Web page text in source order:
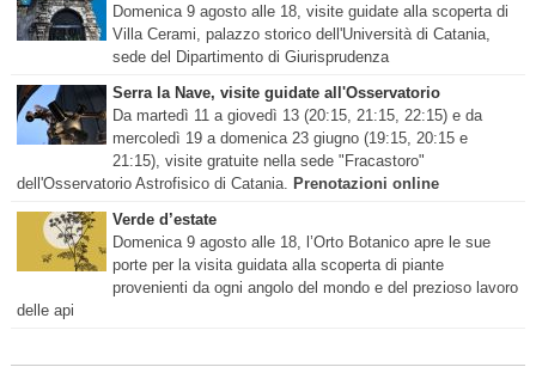
Domenica 9 agosto alle 18, visite guidate alla scoperta di
Villa Cerami, palazzo storico dell'Università di Catania,
sede del Dipartimento di Giurisprudenza
Serra la Nave, visite guidate all'Osservatorio
Da martedì 11 a giovedì 13 (20:15, 21:15, 22:15) e da
mercoledì 19 a domenica 23 giugno (19:15, 20:15 e
21:15), visite gratuite nella sede "Fracastoro"
dell'Osservatorio Astrofisico di Catania. Prenotazioni online
Verde d’estate
Domenica 9 agosto alle 18, l’Orto Botanico apre le sue
porte per la visita guidata alla scoperta di piante
provenienti da ogni angolo del mondo e del prezioso lavoro
delle api